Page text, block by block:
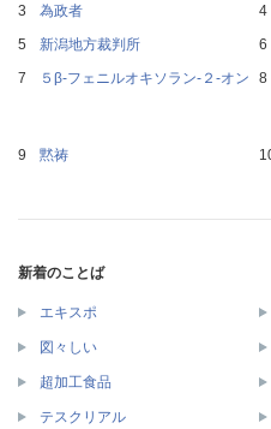
為政者
新潟地方裁判所
５β‐フェニルオキソラン‐２‐オン
黙祷
新着のことば
エキスポ
図々しい
超加工食品
テスクリアル